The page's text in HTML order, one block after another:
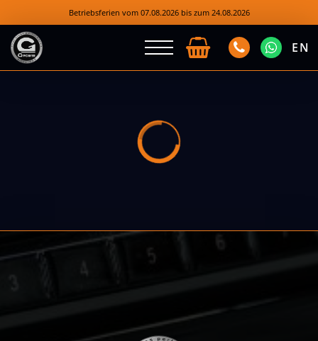
Betriebsferien vom 07.08.2026 bis zum 24.08.2026
EN